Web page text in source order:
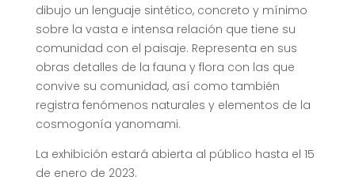
dibujo un lenguaje sintético, concreto y mínimo
sobre la vasta e intensa relación que tiene su
comunidad con el paisaje. Representa en sus
obras detalles de la fauna y flora con las que
convive su comunidad, así como también
registra fenómenos naturales y elementos de la
cosmogonía yanomami.
La exhibición estará abierta al público hasta el 15
de enero de 2023.